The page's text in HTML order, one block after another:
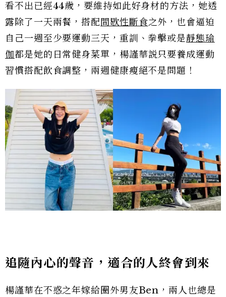
看不出已經44歲，要維持如此好身材的方法，她透
露除了一天兩餐，搭配 間歇性斷食之外，也會逼迫
自己一週至少要運動三天，重訓、拳擊或是靜態瑜
伽都是她的日常健身菜單，楊謹華説只要養成運動
習慣搭配飲食調整，兩週健康瘦絕不是問題！
追隨內心的聲音，適合的人終會到來
楊謹華在不惑之年嫁給圈外男友Ben，兩人也總是